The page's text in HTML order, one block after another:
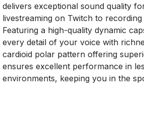
delivers exceptional sound quality
livestreaming on Twitch to
Featuring a high-quality dynamic
every detail of your voice with
cardioid polar pattern offering
ensures excellent performance in
environments, keeping you in the